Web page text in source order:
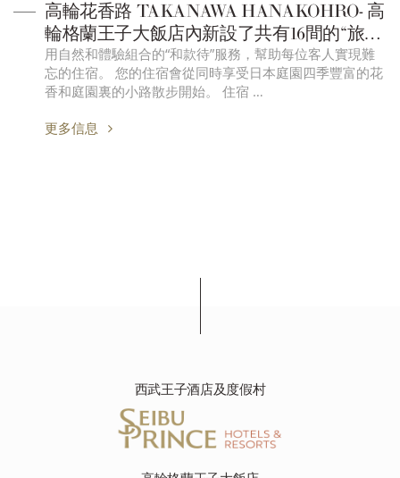
高輪花香路 TAKANAWA HANAKOHRO- 高
輪格蘭王子大飯店內新設了共有16間的“旅
館”
用自然和體驗組合的“和款待”服務，幫助每位客人實現難
忘的住宿。 您的住宿會從同時享受日本庭園四季豐富的花
香和庭園裏的小路散步開始。 住宿 …
更多信息
西武王子酒店及度假村